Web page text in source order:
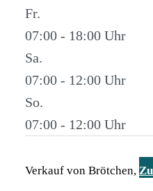
Fr.
07:00 - 18:00
Sa.
07:00 - 12:00
So.
07:00 - 12:00
Verkauf von Brötchen,